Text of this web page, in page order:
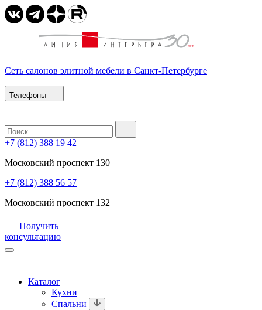
Сеть салонов элитной мебели в Санкт-Петербурге
Телефоны
+7 (812) 388 19 42
Московский проспект 130
+7 (812) 388 56 57
Московский проспект 132
Получить
консультацию
Каталог
Кухни
Спальни